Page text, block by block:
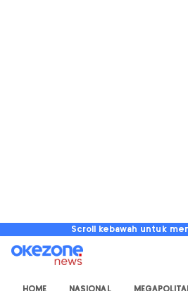
Scroll kebawah untuk
HOME NASIONAL